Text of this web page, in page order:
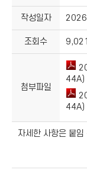
작성일자
조회수 9,021
첨부파일
44A)
44A)
자세한 사항은 붙